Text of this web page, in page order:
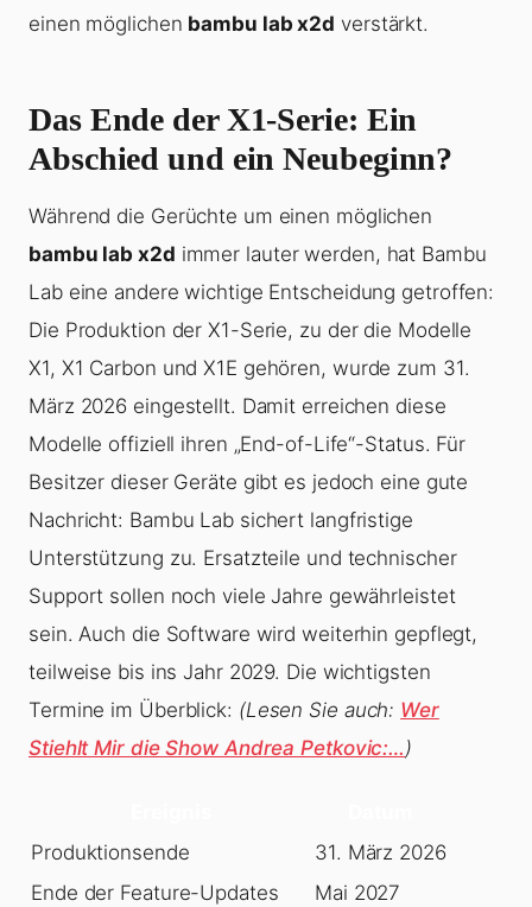
einen möglichen bambu lab x2d verstärkt.
Das Ende der X1-Serie: Ein
Abschied und ein Neubeginn?
Während die Gerüchte um einen möglichen
bambu lab x2d immer lauter werden, hat Bambu
Lab eine andere wichtige Entscheidung getroffen:
Die Produktion der X1-Serie, zu der die Modelle
X1, X1 Carbon und X1E gehören, wurde zum 31.
März 2026 eingestellt. Damit erreichen diese
Modelle offiziell ihren „End-of-Life“-Status. Für
Besitzer dieser Geräte gibt es jedoch eine gute
Nachricht: Bambu Lab sichert langfristige
Unterstützung zu. Ersatzteile und technischer
Support sollen noch viele Jahre gewährleistet
sein. Auch die Software wird weiterhin gepflegt,
teilweise bis ins Jahr 2029. Die wichtigsten
Termine im Überblick: (Lesen Sie auch: Wer
Stiehlt Mir die Show Andrea Petkovic:…)
Produktionsende
31. März 2026
Ende der Feature-Updates
Mai 2027